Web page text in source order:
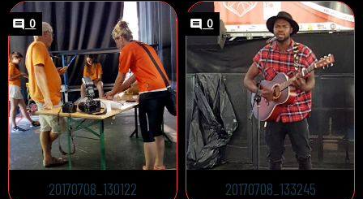
0
20170708_130122
0
20170708_133245